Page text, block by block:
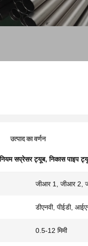
उत्पाद का वर्णन
सप्रेसर ट्यूब,निकास पाइप
जीआर 1, जीआर 2,
डीएनवी, पीईडी,
0.5-12 मिमी